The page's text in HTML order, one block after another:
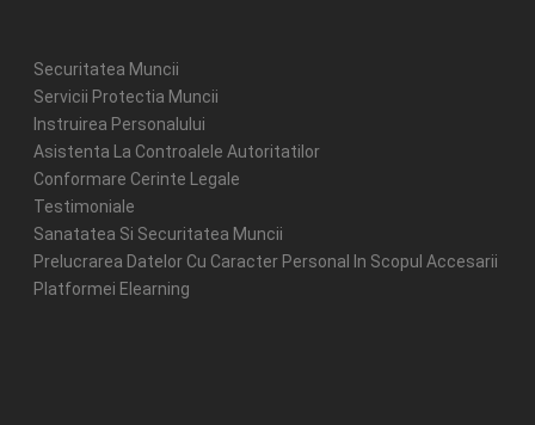
Securitatea Muncii
Servicii Protectia Muncii
Instruirea Personalului
Asistenta La Controalele Autoritatilor
Conformare Cerinte Legale
Testimoniale
Sanatatea Si Securitatea Muncii
Prelucrarea Datelor Cu Caracter Personal In Scopul Accesarii
Platformei Elearning